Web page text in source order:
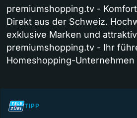
premiumshopping.tv -
Direkt aus der Schweiz.
exklusive Marken und
premiumshopping.tv - Ihr
Homeshopping-
TIPP